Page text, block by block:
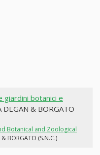
giardini botanici e
DEGAN & BORGATO
Botanical and Zoological
BORGATO (S.N.C.)